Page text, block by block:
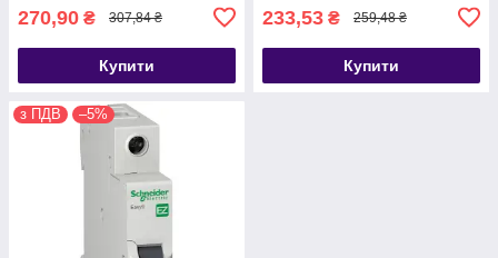
270,90 ₴ 307,84 ₴
Купити
233,53 ₴ 259,48 ₴
Купити
з ПДВ –5%